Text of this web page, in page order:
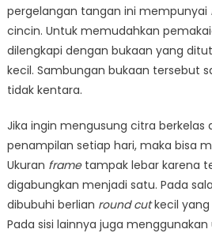
pergelangan tangan ini mempunyai
cincin. Untuk memudahkan
dilengkapi dengan bukaan yang
kecil. Sambungan bukaan tersebut
tidak kentara.
Jika ingin mengusung citra berkelas
penampilan setiap hari, maka bisa
Ukuran frame tampak lebar karena
digabungkan menjadi satu. Pada
dibubuhi berlian round cutkecil
Pada sisi lainnya juga